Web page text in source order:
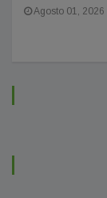
Agosto 01, 2026